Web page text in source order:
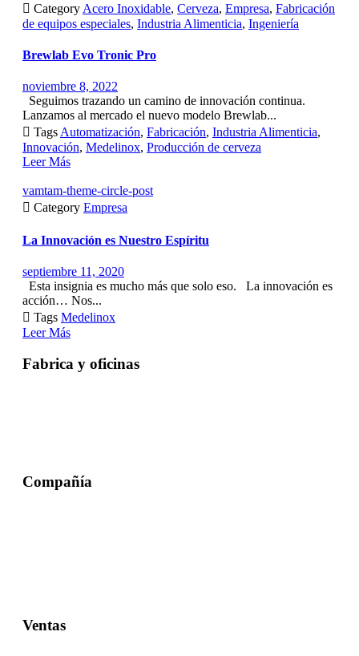
 Category Acero Inoxidable, Cerveza, Empresa, Fabricación
de equipos especiales, Industria Alimenticia, Ingeniería
Brewlab Evo Tronic Pro
noviembre 8, 2022
Seguimos trazando un camino de innovación continua.
Lanzamos al mercado el nuevo modelo Brewlab...
 Tags Automatización, Fabricación, Industria Alimenticia,
Innovación, Medelinox, Producción de cerveza
Leer Más
vamtam-theme-circle-post
 Category Empresa
La Innovación es Nuestro Espíritu
septiembre 11, 2020
Esta insignia es mucho más que solo eso. La innovación es
acción… Nos...
 Tags Medelinox
Leer Más
Fabrica y oficinas
Compañía
Ventas